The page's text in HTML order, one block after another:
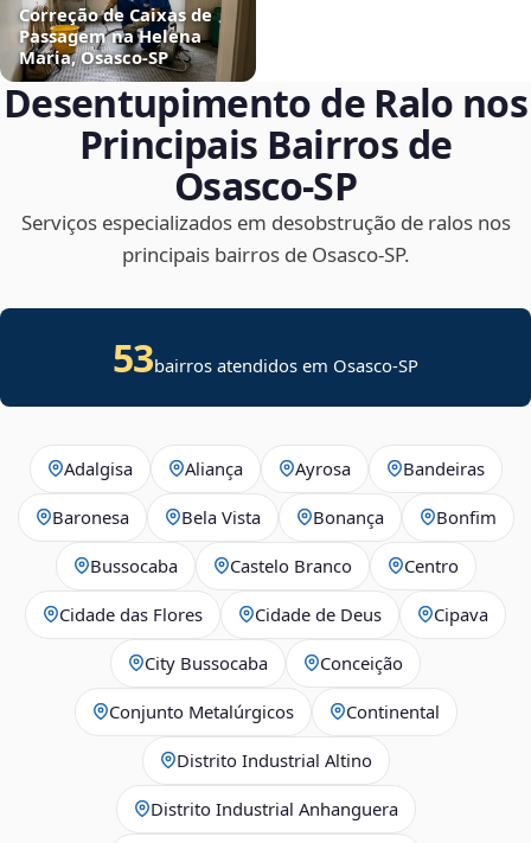
Correção de Caixas de
Passagem na Helena
Maria, Osasco‑SP
Desentupimento de Ralo nos
Principais Bairros de
Osasco‑SP
Serviços especializados em desobstrução de ralos nos
principais bairros de Osasco‑SP.
53bairros atendidos em Osasco-SP
Adalgisa Aliança Ayrosa Bandeiras
Baronesa Bela Vista Bonança Bonfim
Bussocaba Castelo Branco Centro
Cidade das Flores Cidade de Deus Cipava
City Bussocaba Conceição
Conjunto Metalúrgicos Continental
Distrito Industrial Altino
Distrito Industrial Anhanguera